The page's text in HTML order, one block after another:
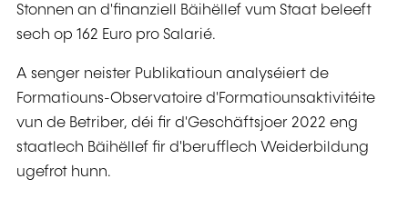
Stonnen an d'finanziell Bäihëllef vum Staat beleeft
sech op 162 Euro pro Salarié.
A senger neister Publikatioun analyséiert de
Formatiouns-Observatoire d'Formatiounsaktivitéite
vun de Betriber, déi fir d'Geschäftsjoer 2022 eng
staatlech Bäihëllef fir d'berufflech Weiderbildung
ugefrot hunn.